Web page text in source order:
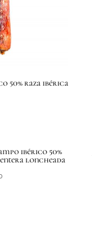
50% raza ibérica
ibérico 50%
loncheada